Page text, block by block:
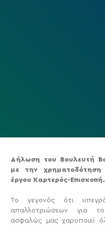
Δήλωση του Βουλευτή
με την
έργου Καρτερός-Επισκοπή.
Το γεγονός ότι
απαλλοτριώσεων για
ασφαλώς μας χαροποιεί